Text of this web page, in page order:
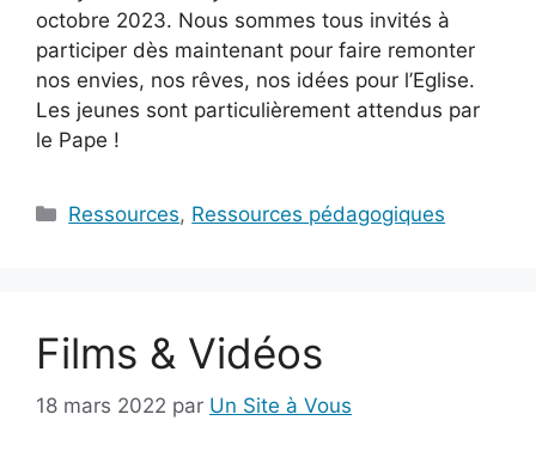
octobre 2023. Nous sommes tous invités à
participer dès maintenant pour faire remonter
nos envies, nos rêves, nos idées pour l’Eglise.
Les jeunes sont particulièrement attendus par
le Pape !
Catégories
Ressources, Ressources pédagogiques
Films & Vidéos
18 mars 2022 par Un Site à Vous